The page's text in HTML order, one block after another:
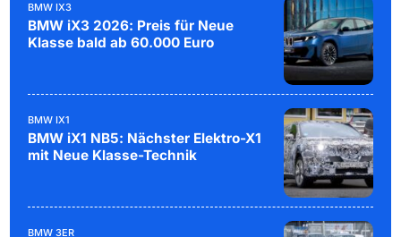
BMW IX3
BMW iX3 2026: Preis für Neue
Klasse bald ab 60.000 Euro
BMW IX1
BMW iX1 NB5: Nächster Elektro-X1
mit Neue Klasse-Technik
BMW 3ER